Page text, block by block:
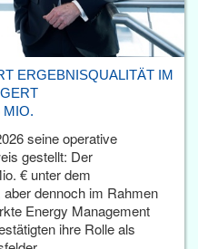
ERGEBNISQUALITÄT IM
MIO.
seine operative
gestellt: Der
€ unter dem
dennoch im Rahmen
Energy Management
ihre Rolle als